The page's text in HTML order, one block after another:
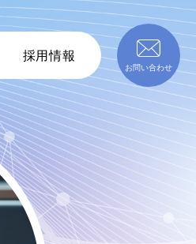
採用情報
お問い合わせ